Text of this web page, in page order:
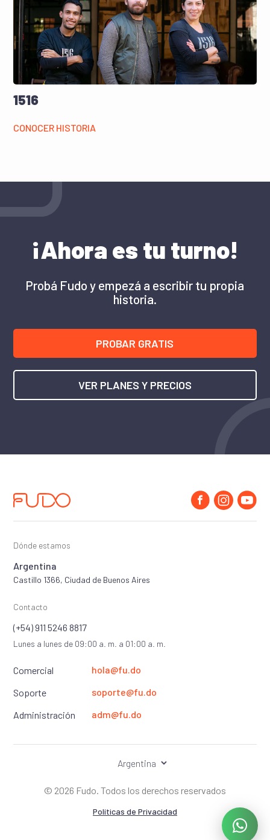
1516
CONOCER HISTORIA
¡Ahora es tu turno!
Probá Fudo y empezá a escribir tu propia
historia.
PROBAR GRATIS
VER PLANES Y PRECIOS
Dónde estamos
Argentina
Castillo 1366, Ciudad de Buenos Aires
Contacto
(+54) 911 5246 8817
Lunes a lunes de 09:00 a. m. a 01:00 a. m.
Comercial
hola@fu.do
Soporte
soporte@fu.do
Administración
adm@fu.do
© 2026 Fudo. Todos los derechos reservados
Políticas de Privacidad